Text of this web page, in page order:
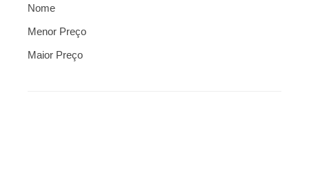
Nome
Menor Preço
Maior Preço